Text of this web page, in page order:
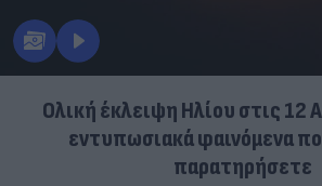
Ολική έκλειψη Ηλίου στις 12
εντυπωσιακά φαινόμενα
παρατηρήσετε